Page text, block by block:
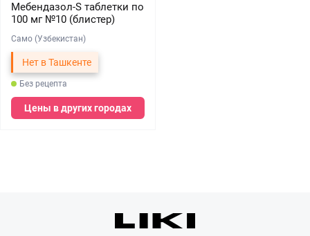
Мебендазол-S таблетки по
100 мг №10 (блистер)
Само (Узбекистан)
Нет в Ташкенте
Без рецепта
Цены в других городах